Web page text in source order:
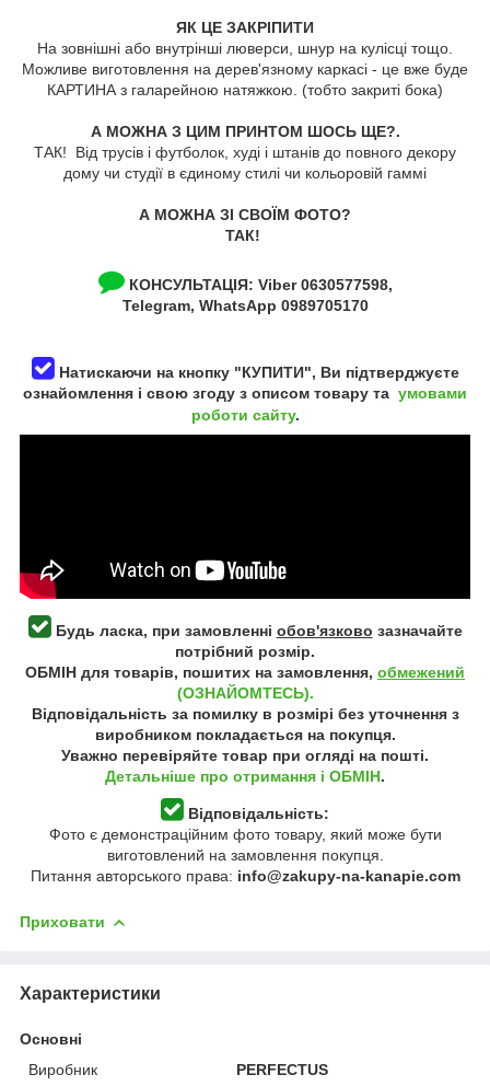
ЯК ЦЕ ЗАКРІПИТИ
На зовнішні або внутрінші люверси, шнур на кулісці тощо.
Можливе виготовлення на дерев'язному каркасі - це вже буде
КАРТИНА з галарейною натяжкою. (тобто закриті бока)
А МОЖНА З ЦИМ ПРИНТОМ ШОСЬ ЩЕ?.
ТАК! Від трусів і футболок, худі і штанів до повного декору
дому чи студії в єдиному стилі чи кольоровій гаммі
А МОЖНА ЗІ СВОЇМ ФОТО?
ТАК!
КОНСУЛЬТАЦІЯ: Viber 0630577598,
Telegram, WhatsApp 0989705170
Натискаючи на кнопку "КУПИТИ", Ви підтверджуєте
ознайомлення і свою згоду з описом товару та умовами
роботи сайту.
Будь ласка, при замовленні обов'язково зазначайте
потрібний розмір.
ОБМІН для товарів, пошитих на замовлення, обмежений
(ОЗНАЙОМТЕСЬ).
Відповідальність за помилку в розмірі без уточнення з
виробником покладається на покупця.
Уважно перевіряйте товар при огляді на пошті.
Детальніше про отримання і ОБМІН.
Відповідальність:
Фото є демонстраційним фото товару, який може бути
виготовлений на замовлення покупця.
Питання авторського права: info@zakupy-na-kanapie.com
Приховати
Характеристики
Основні
Виробник
PERFECTUS